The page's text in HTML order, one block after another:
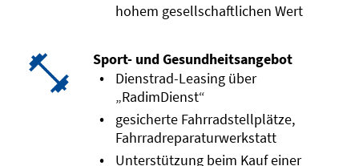
hohem gesellschaftlichen Wert
Sport- und Gesundheitsangebot
Dienstrad-Leasing über
„RadimDienst“
gesicherte Fahrradstellplätze,
Fahrradreparaturwerkstatt
Unterstützung beim Kauf einer